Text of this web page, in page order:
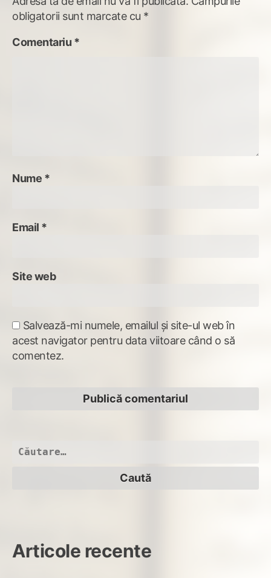
obligatorii sunt marcate cu *
Comentariu *
Nume *
Email *
Site web
Salvează-mi numele, emailul și site-ul web în
acest navigator pentru data viitoare când o să
comentez.
Caută
Articole recente